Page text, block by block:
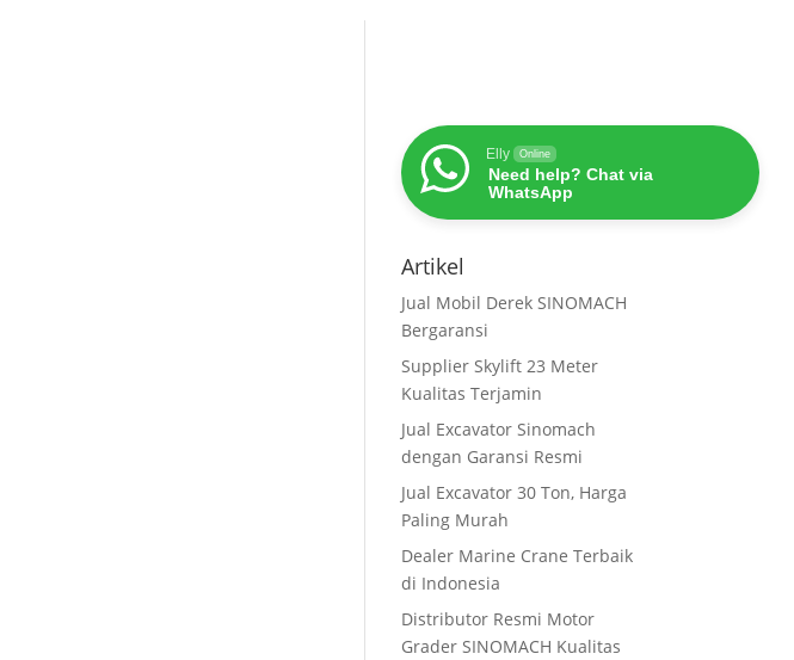
Elly Online
Need help? Chat via
WhatsApp
Artikel
Jual Mobil Derek SINOMACH
Bergaransi
Supplier Skylift 23 Meter
Kualitas Terjamin
Jual Excavator Sinomach
dengan Garansi Resmi
Jual Excavator 30 Ton, Harga
Paling Murah
Dealer Marine Crane Terbaik
di Indonesia
Distributor Resmi Motor
Grader SINOMACH Kualitas